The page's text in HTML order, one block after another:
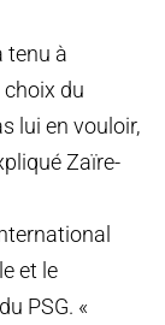
tenu à
choix du
lui en vouloir,
Zaïre-
et le
PSG. «